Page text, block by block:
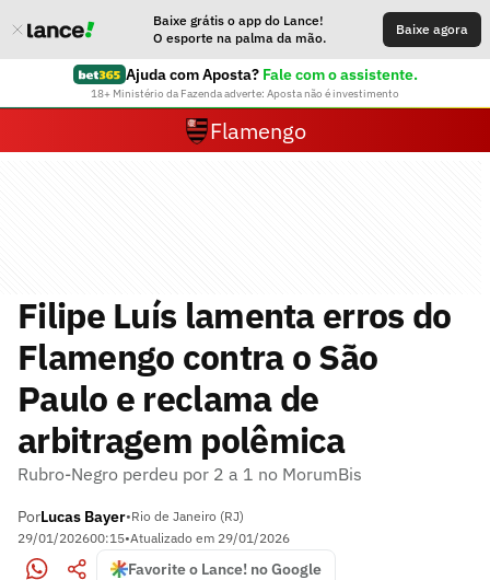
Baixe grátis o app do Lance!
O esporte na palma da mão.
Baixe agora
Ajuda com Aposta? Fale com o assistente.
18+ Ministério da Fazenda adverte: Aposta não é investimento
Flamengo
Filipe Luís lamenta erros do
Flamengo contra o São
Paulo e reclama de
arbitragem polêmica
Rubro-Negro perdeu por 2 a 1 no MorumBis
PorLucas Bayer•Rio de Janeiro (RJ)
29/01/202600:15•Atualizado em 29/01/2026
Favorite o Lance! no Google